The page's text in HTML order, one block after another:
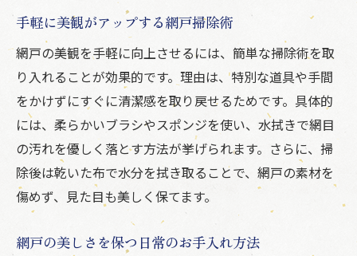
手軽に美観がアップする網戸掃除術
網戸の美観を手軽に向上させるには、簡単な掃除術を取
り入れることが効果的です。理由は、特別な道具や手間
をかけずにすぐに清潔感を取り戻せるためです。具体的
には、柔らかいブラシやスポンジを使い、水拭きで網目
の汚れを優しく落とす方法が挙げられます。さらに、掃
除後は乾いた布で水分を拭き取ることで、網戸の素材を
傷めず、見た目も美しく保てます。
網戸の美しさを保つ日常のお手入れ方法